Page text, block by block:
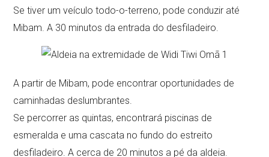
Se tiver um veículo todo-o-terreno, pode conduzir até
Mibam. A 30 minutos da entrada do desfiladeiro.
A partir de Mibam, pode encontrar oportunidades de
caminhadas deslumbrantes.
Se percorrer as quintas, encontrará piscinas de
esmeralda e uma cascata no fundo do estreito
desfiladeiro. A cerca de 20 minutos a pé da aldeia.